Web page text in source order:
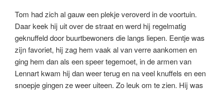
Tom had zich al gauw een plekje veroverd in de voortuin.
Daar keek hij uit over de straat en werd hij regelmatig
geknuffeld door buurtbewoners die langs liepen. Eentje was
zijn favoriet, hij zag hem vaak al van verre aankomen en
ging hem dan als een speer tegemoet, in de armen van
Lennart kwam hij dan weer terug en na veel knuffels en een
snoepje gingen ze weer uiteen. Zo leuk om te zien. Hij was